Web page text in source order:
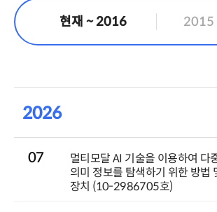
현재 ~ 2016 2015
2026
07
멀티모달 AI 기술을 이용하여 다
의미 정보를 탐색하기 위한 방법
장치 (10-2986705호)